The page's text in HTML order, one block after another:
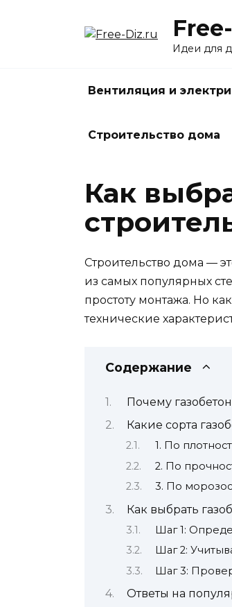
Идеи для
Вентиляция и
Строительство дома
Как
Строительство дома —
из самых популярных
простоту монтажа. Но
технические
Содержание
Почему
Какие сорта
1. По
2. По
3. По
Как выбрать
Шаг 1:
Шаг 2:
Шаг 3:
Ответы на